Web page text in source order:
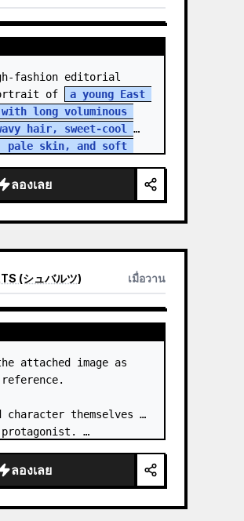
fashion editorial
of
a young East
with long voluminous
hair, sweet-cool
pale skin, and soft
ลองเลย
(シュバルツ) เมื่อวาน
attached image as
character themselves
…
ลองเลย